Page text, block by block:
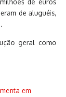
de euros
de aluguéis,
geral como
em